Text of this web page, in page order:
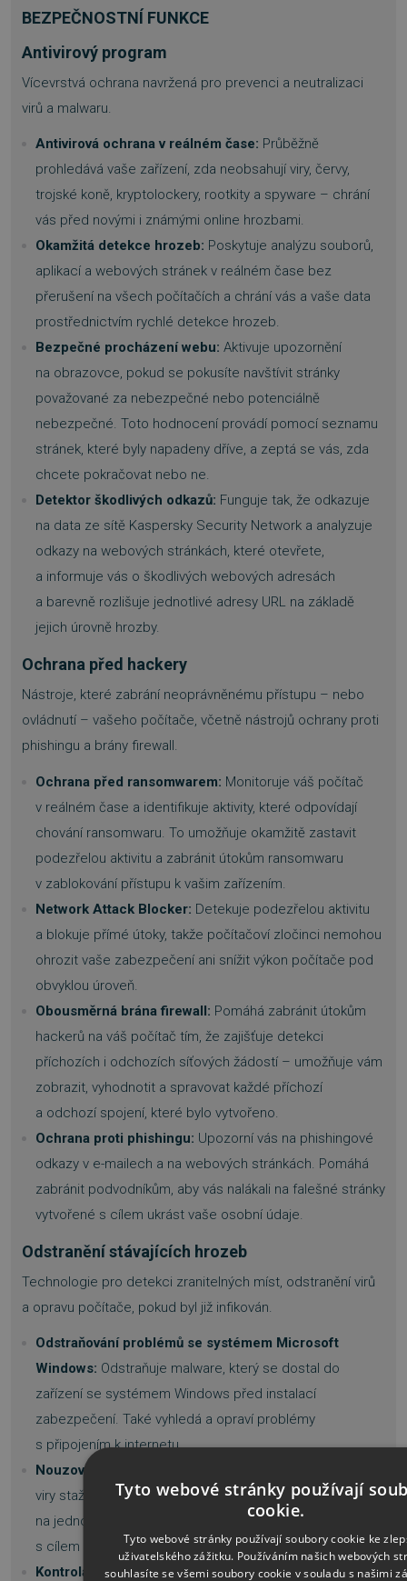
BEZPEČNOSTNÍ FUNKCE
Antivirový program
Vícevrstvá ochrana navržená pro prevenci a neutralizaci
virů a malwaru.
Antivirová ochrana v reálném čase: Průběžně
prohledává vaše zařízení, zda neobsahují viry, červy,
trojské koně, kryptolockery, rootkity a spyware – chrání
vás před novými i známými online hrozbami.
Okamžitá detekce hrozeb: Poskytuje analýzu souborů,
aplikací a webových stránek v reálném čase bez
přerušení na všech počítačích a chrání vás a vaše data
prostřednictvím rychlé detekce hrozeb.
Bezpečné procházení webu: Aktivuje upozornění
na obrazovce, pokud se pokusíte navštívit stránky
považované za nebezpečné nebo potenciálně
nebezpečné. Toto hodnocení provádí pomocí seznamu
stránek, které byly napadeny dříve, a zeptá se vás, zda
chcete pokračovat nebo ne.
Detektor škodlivých odkazů: Funguje tak, že odkazuje
na data ze sítě Kaspersky Security Network a analyzuje
odkazy na webových stránkách, které otevřete,
a informuje vás o škodlivých webových adresách
a barevně rozlišuje jednotlivé adresy URL na základě
jejich úrovně hrozby.
Ochrana před hackery
Nástroje, které zabrání neoprávněnému přístupu – nebo
ovládnutí – vašeho počítače, včetně nástrojů ochrany proti
phishingu a brány firewall.
Ochrana před ransomwarem: Monitoruje váš počítač
v reálném čase a identifikuje aktivity, které odpovídají
chování ransomwaru. To umožňuje okamžitě zastavit
podezřelou aktivitu a zabránit útokům ransomwaru
v zablokování přístupu k vašim zařízením.
Network Attack Blocker: Detekuje podezřelou aktivitu
a blokuje přímé útoky, takže počítačoví zločinci nemohou
ohrozit vaše zabezpečení ani snížit výkon počítače pod
obvyklou úroveň.
Obousměrná brána firewall: Pomáhá zabránit útokům
hackerů na váš počítač tím, že zajišťuje detekci
příchozích i odchozích síťových žádostí – umožňuje vám
zobrazit, vyhodnotit a spravovat každé příchozí
a odchozí spojení, které bylo vytvořeno.
Ochrana proti phishingu: Upozorní vás na phishingové
odkazy v e-mailech a na webových stránkách. Pomáhá
zabránit podvodníkům, aby vás nalákali na falešné stránky
vytvořené s cílem ukrást vaše osobní údaje.
Odstranění stávajících hrozeb
Technologie pro detekci zranitelných míst, odstranění virů
a opravu počítače, pokud byl již infikován.
Odstraňování problémů se systémem Microsoft
Windows: Odstraňuje malware, který se dostal do
zařízení se systémem Windows před instalací
zabezpečení. Také vyhledá a opraví problémy
s připojením k internetu.
Nouzové obnovení
viry stažením nástroje Kaspersky Rescue Disk
na jednotku flash a spuštěním na infikovaném počítači
s cílem obnovit operační systém a data.
Kontrola zranitelnosti aplikací:Skenuje a identifikuje
Tyto webové stránky používají
cookie.
Tyto webové stránky používají soubory cookie ke
uživatelského zážitku. Používáním našich webových
souhlasíte se všemi soubory cookie v souladu s našimi